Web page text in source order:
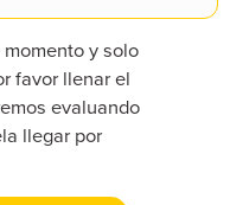
y solo
favor llenar el
evaluando
llegar por